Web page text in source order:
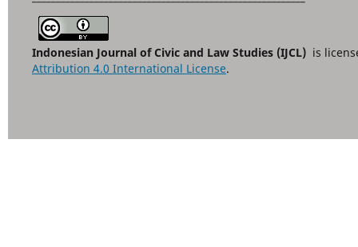
Indonesian Journal of Civic and Law Studies (IJCL) is
Attribution 4.0 International License.